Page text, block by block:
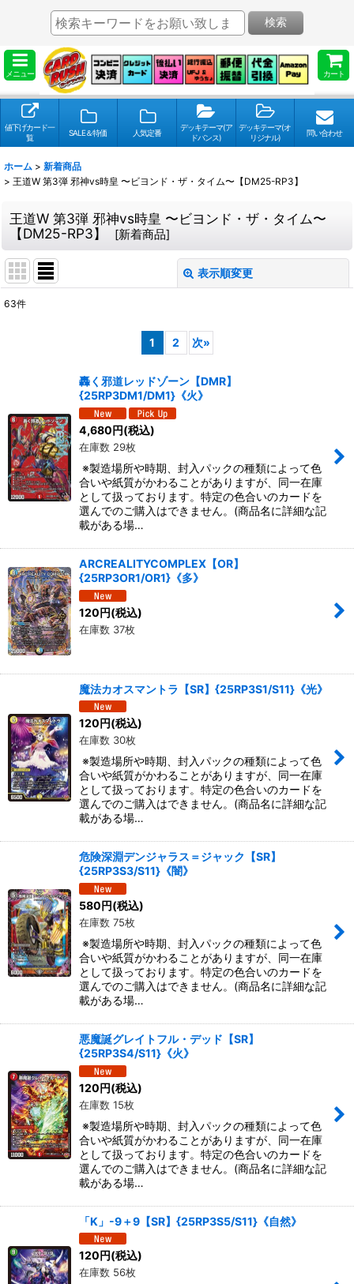
メニュー カート
検索
値下げカード一
覧
SALE＆特価 人気定番
デッキテーマ(ア
ドバンス)
デッキテーマ(オ
リジナル)
問い合わせ
ホーム > 新着商品
> 王道W 第3弾 邪神vs時皇 〜ビヨンド・ザ・タイム〜【DM25-RP3】
王道W 第3弾 邪神vs時皇 〜ビヨンド・ザ・タイム〜
【DM25-RP3】
[新着商品]
表示順変更
絞り込む
63件
1 2 次»
轟く邪道レッドゾーン【DMR】
{25RP3DM1/DM1}《火》
4,680円(税込)
在庫数 29枚
※製造場所や時期、封入パックの種類によって色
合いや紙質がかわることがありますが、同一在庫
として扱っております。特定の色合いのカードを
選んでのご購入はできません。(商品名に詳細な記
載がある場…
ARCREALITYCOMPLEX【OR】
{25RP3OR1/OR1}《多》
120円(税込)
在庫数 37枚
魔法カオスマントラ【SR】{25RP3S1/S11}《光》
120 円(税込)
在庫数 30枚
※製造場所や時期、封入パックの種類によって色
合いや紙質がかわることがありますが、同一在庫
として扱っております。特定の色合いのカードを
選んでのご購入はできません。(商品名に詳細な記
載がある場…
危険深淵デンジャラス＝ジャック【SR】
{25RP3S3/S11}《闇》
580円(税込)
在庫数 75枚
※製造場所や時期、封入パックの種類によって色
合いや紙質がかわることがありますが、同一在庫
として扱っております。特定の色合いのカードを
選んでのご購入はできません。(商品名に詳細な記
載がある場…
悪魔誕グレイトフル・デッド【SR】
{25RP3S4/S11}《火》
120円(税込)
在庫数 15枚
※製造場所や時期、封入パックの種類によって色
合いや紙質がかわることがありますが、同一在庫
として扱っております。特定の色合いのカードを
選んでのご購入はできません。(商品名に詳細な記
載がある場…
「K」-9＋9【SR】{25RP3S5/S11}《自然》
120 円(税込)
在庫数 56枚